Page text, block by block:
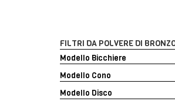
FILTRI DA POLVERE DI
Modello Bicchiere
Modello Cono
Modello Disco